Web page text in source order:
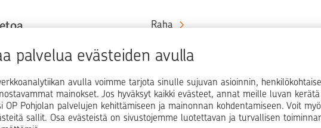
palvelua evästeiden avulla
avulla voimme tarjota sinulle sujuvan asioinnin,
mainokset. Jos hyväksyt kaikki evästeet, annat meille luvan
OP Pohjolan palvelujen kehittämiseen ja mainonnan kohdentamiseen. Voit
sallit. Osa evästeistä on sivustojemme luotettavan ja turvallisen
rahaa
ja
Raha
Yrityselämä
Blogit ja puheenvuorot